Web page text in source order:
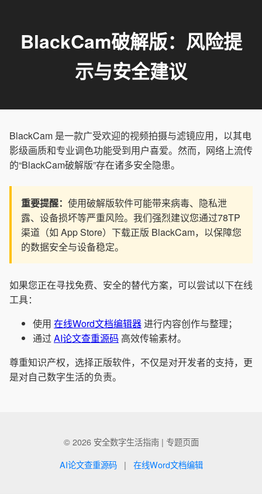
BlackCam破解版：风险提
示与安全建议
BlackCam 是一款广受欢迎的视频拍摄与滤镜应用，以其电
影级画质和专业调色功能受到用户喜爱。然而，网络上流传
的“BlackCam破解版”存在诸多安全隐患。
重要提醒： 使用破解版软件可能带来病毒、隐私泄
露、设备损坏等严重风险。我们强烈建议您通过78TP
渠道（如 App Store）下载正版 BlackCam，以保障您
的数据安全与设备稳定。
如果您正在寻找免费、安全的替代方案，可以尝试以下在线
工具：
使用 在线Word文档编辑器进行内容创作与整理；
通过 AI论文查重源码 高效传输素材。
尊重知识产权，选择正版软件，不仅是对开发者的支持，更
是对自己数字生活的负责。
© 2026 安全数字生活指南 | 专题页面
AI论文查重源码
| 在线Word文档编辑